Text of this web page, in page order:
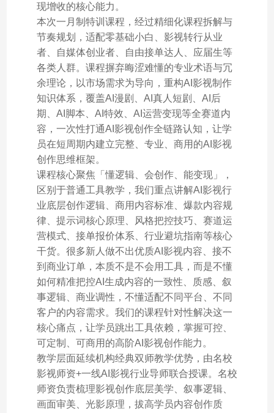
现增收的核心能力。
本次一月制特训课程，经过精细化课程拆解与
节奏规划，适配零基础小白、影视转行从业
者、自媒体创业者、自由接单达人、应届生等
各类人群。课程摒弃晦涩难懂的专业术语与冗
余理论，以市场需求为导向，重构AI影视制作
知识体系，覆盖AI漫剧、AI真人短剧、AI后
期、AI脚本、AI特效、AI运营变现等全赛道内
容，一次性打通AI影视创作全链路认知，让学
员在短周期内建立完整、专业、商用的AI影视
创作思维框架。
课程核心聚焦「懂逻辑、会创作、能变现」，
区别于普通工具教学，我们重点讲解AI影视行
业底层创作逻辑、商用内容标准、爆款内容规
律、提示词核心原理、风格把控技巧、赛道运
营模式、接单报价体系、行业避坑指南等核心
干货。很多新人做不出优质AI影视内容、接不
到商业订单，本质不是不会用工具，而是不懂
如何精准把控AI生成内容的一致性、质感、叙
事逻辑、商业调性，不懂适配不同平台、不同
客户的内容需求。我们的课程针对性解决这一
核心痛点，让学员跳出工具依赖，掌握可控、
可定制、可商用的高阶AI影视创作能力。
教学层面延续机构经典双师教学优势，由名校
影视师资+一线AI影视行业导师联合授课。名校
师资负责梳理影视创作底层美学、叙事逻辑、
画面审美、光影原理，拔高学员内容创作质